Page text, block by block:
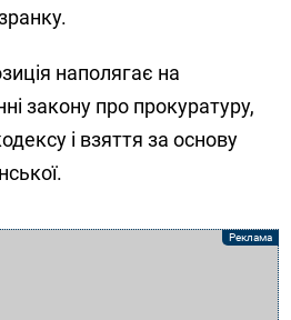
наполягає на
закону про прокуратуру,
і взяття за основу